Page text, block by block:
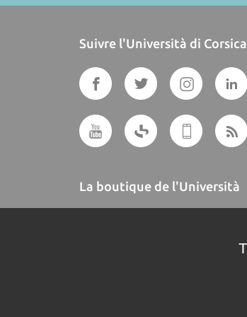
Suivre l'Università di Corsica
La boutique de l'Università